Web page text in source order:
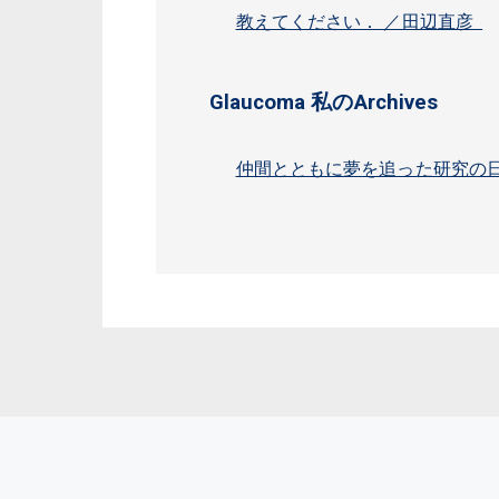
教えてください． ／田辺直彦
Glaucoma 私のArchives
仲間とともに夢を追った研究の